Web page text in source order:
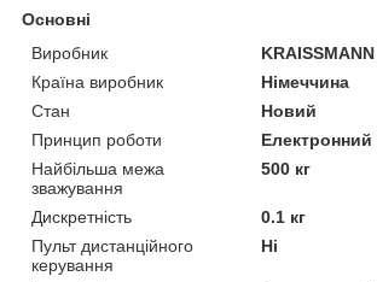
Основні
Виробник
KRAISSMANN
Країна виробник
Німеччина
Стан
Новий
Принцип роботи
Електронний
Найбільша межа
зважування
500 кг
Дискретність
0.1 кг
Пульт дистанційного
керування
Ні